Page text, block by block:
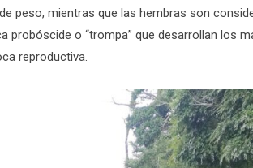
peso, mientras que las hembras son
probóscide o “trompa” que desarrollan los
reproductiva.